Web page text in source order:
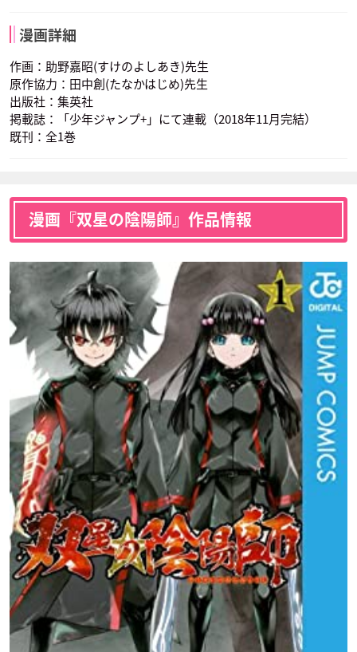
漫画詳細
作画：助野嘉昭(すけのよしあき)先生
原作協力：田中創(たなかはじめ)先生
出版社：集英社
掲載誌：「少年ジャンプ+」にて連載（2018年11月完結）
既刊：全1巻
漫画『双星の陰陽師』作品情報